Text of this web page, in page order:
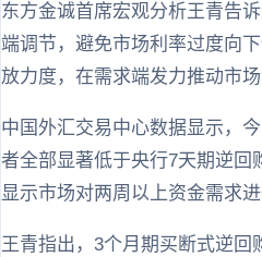
东方金诚首席宏观分析王青告
端调节，避免市场利率过度向
放力度，在需求端发力推动市场
中国外汇交易中心数据显示，
者全部显著低于央行7天期逆回
显示市场对两周以上资金需求进
王青指出，3个月期买断式逆回